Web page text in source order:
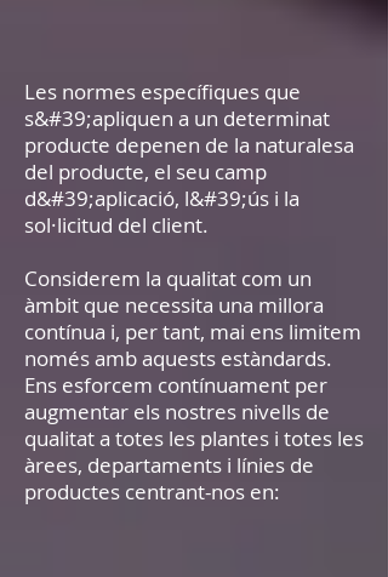
Les normes específiques que
s&#39;apliquen a un determinat
producte depenen de la naturalesa
del producte, el seu camp
d&#39;aplicació, l&#39;ús i la
sol·licitud del client.
Considerem la qualitat com un
àmbit que necessita una millora
contínua i, per tant, mai ens limitem
només amb aquests estàndards.
Ens esforcem contínuament per
augmentar els nostres nivells de
qualitat a totes les plantes i totes les
àrees, departaments i línies de
productes centrant-nos en: